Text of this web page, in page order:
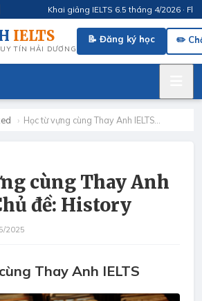
Khai giảng IELTS 6.5 tháng 4/2026 ·
IELTS
TÍN HẢI DƯƠNG
📝 Đăng ký học ✏️
› Học từ vựng cùng Thay Anh IELTS…
cùng Thay Anh
đề: History
2025
Thay Anh IELTS